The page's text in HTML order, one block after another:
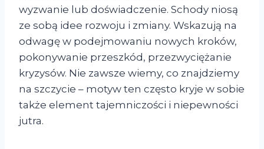
wyzwanie lub doświadczenie. Schody niosą
ze sobą idee rozwoju i zmiany. Wskazują na
odwagę w podejmowaniu nowych kroków,
pokonywanie przeszkód, przezwyciężanie
kryzysów. Nie zawsze wiemy, co znajdziemy
na szczycie – motyw ten często kryje w sobie
także element tajemniczości i niepewności
jutra.